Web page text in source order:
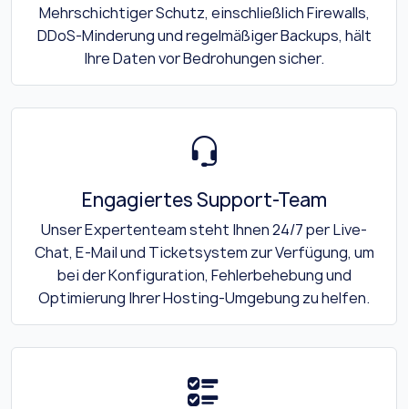
Mehrschichtiger Schutz, einschließlich Firewalls,
DDoS-Minderung und regelmäßiger Backups, hält
Ihre Daten vor Bedrohungen sicher.
Engagiertes Support-Team
Unser Expertenteam steht Ihnen 24/7 per Live-
Chat, E-Mail und Ticketsystem zur Verfügung, um
bei der Konfiguration, Fehlerbehebung und
Optimierung Ihrer Hosting-Umgebung zu helfen.